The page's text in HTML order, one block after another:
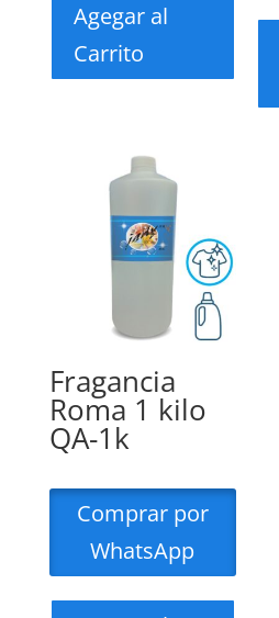
Agegar al
Carrito
Fragancia
Roma 1 kilo
QA-1k
Comprar por
WhatsApp